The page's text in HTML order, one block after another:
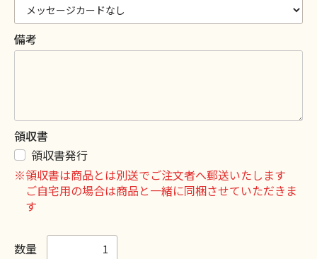
備考
領収書
領収書発行
※領収書は商品とは別送でご注文者へ郵送いたします
ご自宅用の場合は商品と一緒に同梱させていただきま
す
数量